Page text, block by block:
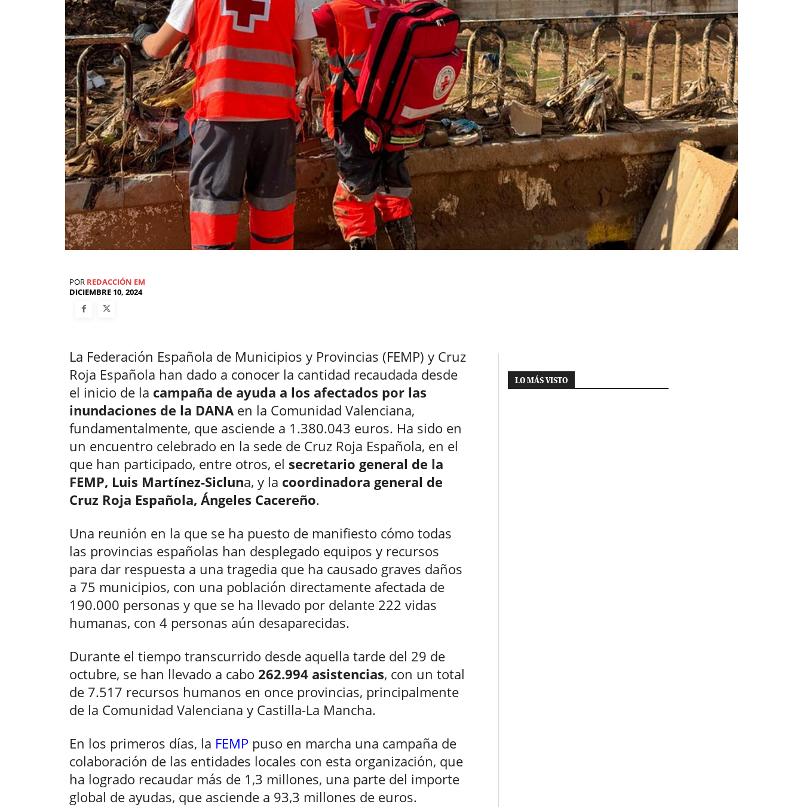
POR REDACCIÓN EM
DICIEMBRE 10, 2024
La Federación Española de Municipios y Provincias (FEMP) y Cruz
Roja Española han dado a conocer la cantidad recaudada desde
el inicio de la campaña de ayuda a los afectados por las
inundaciones de la DANA en la Comunidad Valenciana,
fundamentalmente, que asciende a 1.380.043 euros. Ha sido en
un encuentro celebrado en la sede de Cruz Roja Española, en el
que han participado, entre otros, el secretario general de la
FEMP, Luis Martínez-Sicluna, y la coordinadora general de
Cruz Roja Española, Ángeles Cacereño.
Una reunión en la que se ha puesto de manifiesto cómo todas
las provincias españolas han desplegado equipos y recursos
para dar respuesta a una tragedia que ha causado graves daños
a 75 municipios, con una población directamente afectada de
190.000 personas y que se ha llevado por delante 222 vidas
humanas, con 4 personas aún desaparecidas.
Durante el tiempo transcurrido desde aquella tarde del 29 de
octubre, se han llevado a cabo 262.994 asistencias, con un total
de 7.517 recursos humanos en once provincias, principalmente
de la Comunidad Valenciana y Castilla-La Mancha.
En los primeros días, la FEMP puso en marcha una campaña de
colaboración de las entidades locales con esta organización, que
ha logrado recaudar más de 1,3 millones, una parte del importe
global de ayudas, que asciende a 93,3 millones de euros.
LO MÁS VISTO